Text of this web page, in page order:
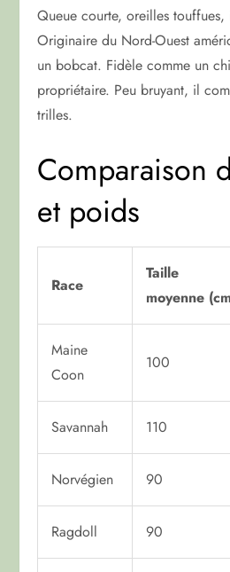
Queue courte, oreilles
Originaire du Nord-Ouest
un bobcat. Fidèle comme un
propriétaire. Peu bruyant, il
trilles.
Comparaison
et poids
Race
Taille
moyenne
Maine
Coon
100
Savannah 110
Norvégien 90
Ragdoll 90